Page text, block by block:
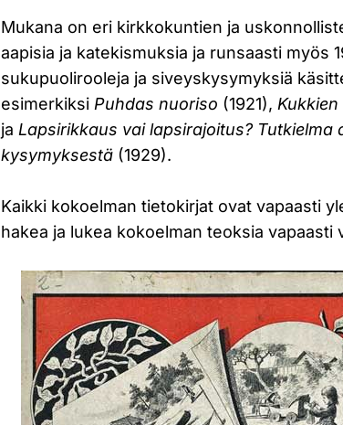
Mukana on eri kirkkokuntien ja
aapisia ja katekismuksia ja runsaasti myös
sukupuolirooleja ja siveyskysymyksiä
esimerkiksi Puhdas nuoriso (1921),
ja Lapsirikkaus vai lapsirajoitus?
kysymyksestä (1929).
Kaikki kokoelman tietokirjat ovat vapaasti
hakea ja lukea kokoelman teoksia vapaasti